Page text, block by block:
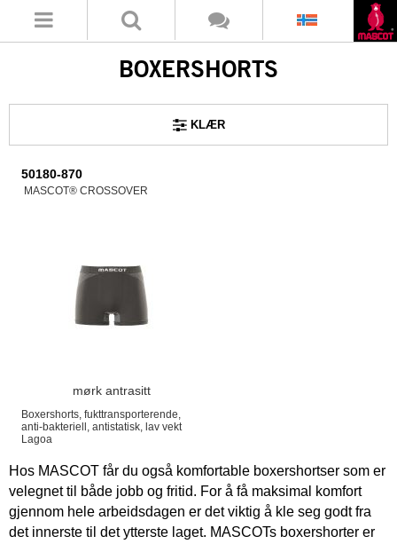
BOXERSHORTS
KLÆR
50180-870
MASCOT® CROSSOVER
mørk antrasitt
Boxershorts, fukttransporterende,
anti-bakteriell, antistatisk, lav vekt
Lagoa
Hos MASCOT får du også komfortable boxershortser som er
velegnet til både jobb og fritid. For å få maksimal komfort
gjennom hele arbeidsdagen er det viktig å kle seg godt fra
det innerste til det ytterste laget. MASCOTs boxershorter er